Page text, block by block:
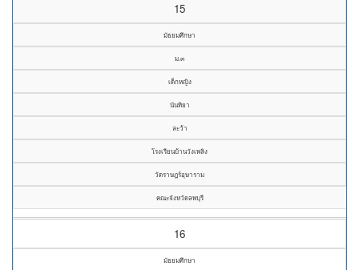
15
มัธยมศึกษา
ม.๓
เด็กหญิง
นันทิยา
ละว้า
โรงเรียนบ้านวังเพลิง
วัดราษฎร์อุษาราม
คณะจังหวัดลพบุรี
16
มัธยมศึกษา